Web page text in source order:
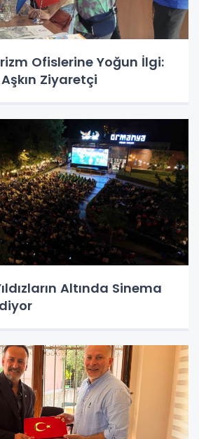
Ofislerine Yoğun İlgi:
Ziyaretçi
Altında Sinema